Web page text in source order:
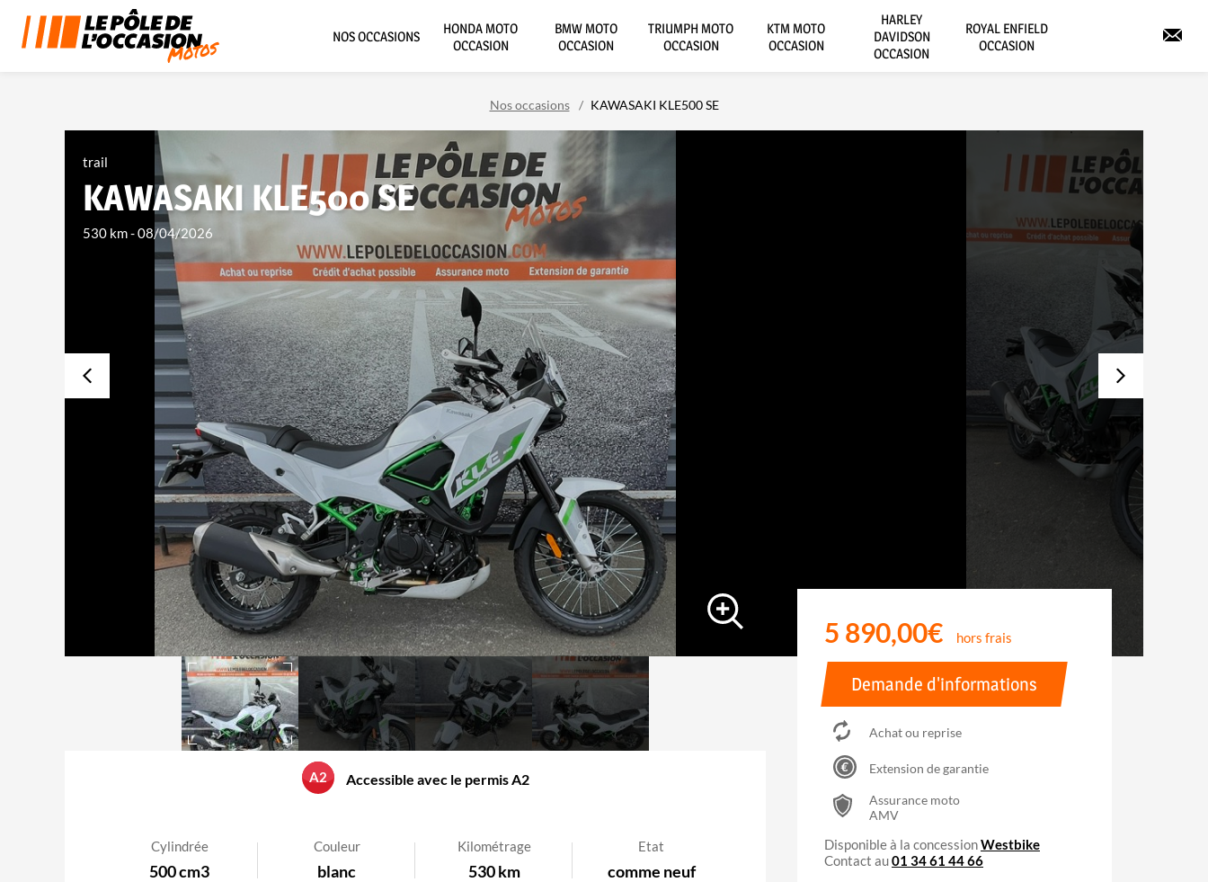
NOS OCCASIONS
HONDA MOTO
OCCASION
BMW MOTO
OCCASION
TRIUMPH MOTO
OCCASION
KTM MOTO
OCCASION
HARLEY
DAVIDSON
OCCASION
ROYAL ENFIELD
OCCASION
Nos occasions KAWASAKI KLE500 SE
trail
KAWASAKI KLE500 SE
530 km-08/04/2026
5 890,00€ hors frais
Demande d'informations
Achat ou reprise
Extension de garantie
Assurance moto
AMV
Disponible à la concessionWestbike
Contact au01 34 61 44 66
A2 Accessible avec le permis A2
Cylindrée
500 cm3
Couleur
blanc
Kilométrage
530 km
Etat
comme neuf